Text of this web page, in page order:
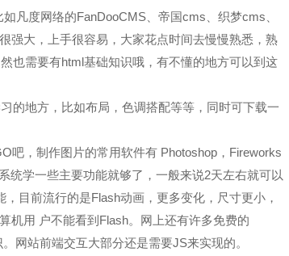
凡度网络的FanDooCMS、帝国cms、织梦cms、
强大，上手很容易，大家花点时间去慢慢熟悉，熟
也需要有html基础知识哦，有不懂的地方可以到这
的地方，比如布局，色调搭配等等，同时可下载一
吧，制作图片的常用软件有 Photoshop，Fireworks
统学一些主要功能就够了，一般来说2天左右就可以
目前流行的是Flash动画，更多变化，尺寸更小，
机用 户不能看到Flash。网上还有许多免费的
网站前端交互大部分还是需要JS来实现的。